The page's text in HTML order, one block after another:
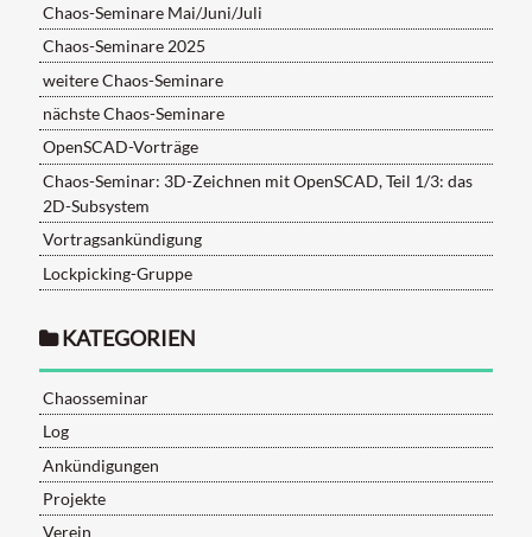
Chaos-Seminare Mai/Juni/Juli
Chaos-Seminare 2025
weitere Chaos-Seminare
nächste Chaos-Seminare
OpenSCAD-Vorträge
Chaos-Seminar: 3D-Zeichnen mit OpenSCAD, Teil 1/3: das
2D-Subsystem
Vortragsankündigung
Lockpicking-Gruppe
KATEGORIEN
Chaosseminar
Log
Ankündigungen
Projekte
Verein